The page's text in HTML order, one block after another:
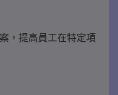
，提高員工在特定項